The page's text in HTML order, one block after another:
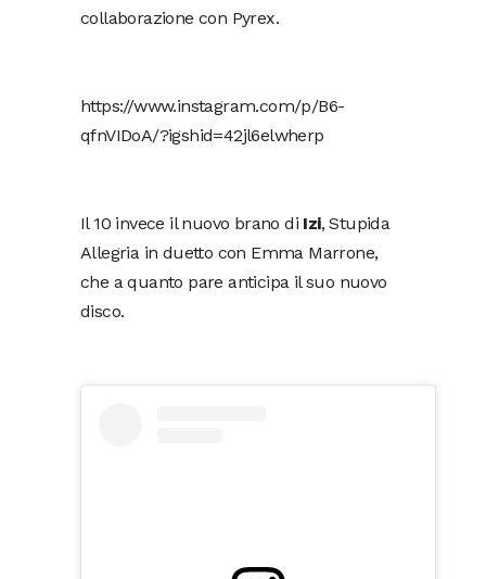
collaborazione con Pyrex.
https://www.instagram.com/p/B6-
qfnVIDoA/?igshid=42jl6elwherp
Il 10 invece il nuovo brano di Izi, Stupida
Allegria in duetto con Emma Marrone,
che a quanto pare anticipa il suo nuovo
disco.